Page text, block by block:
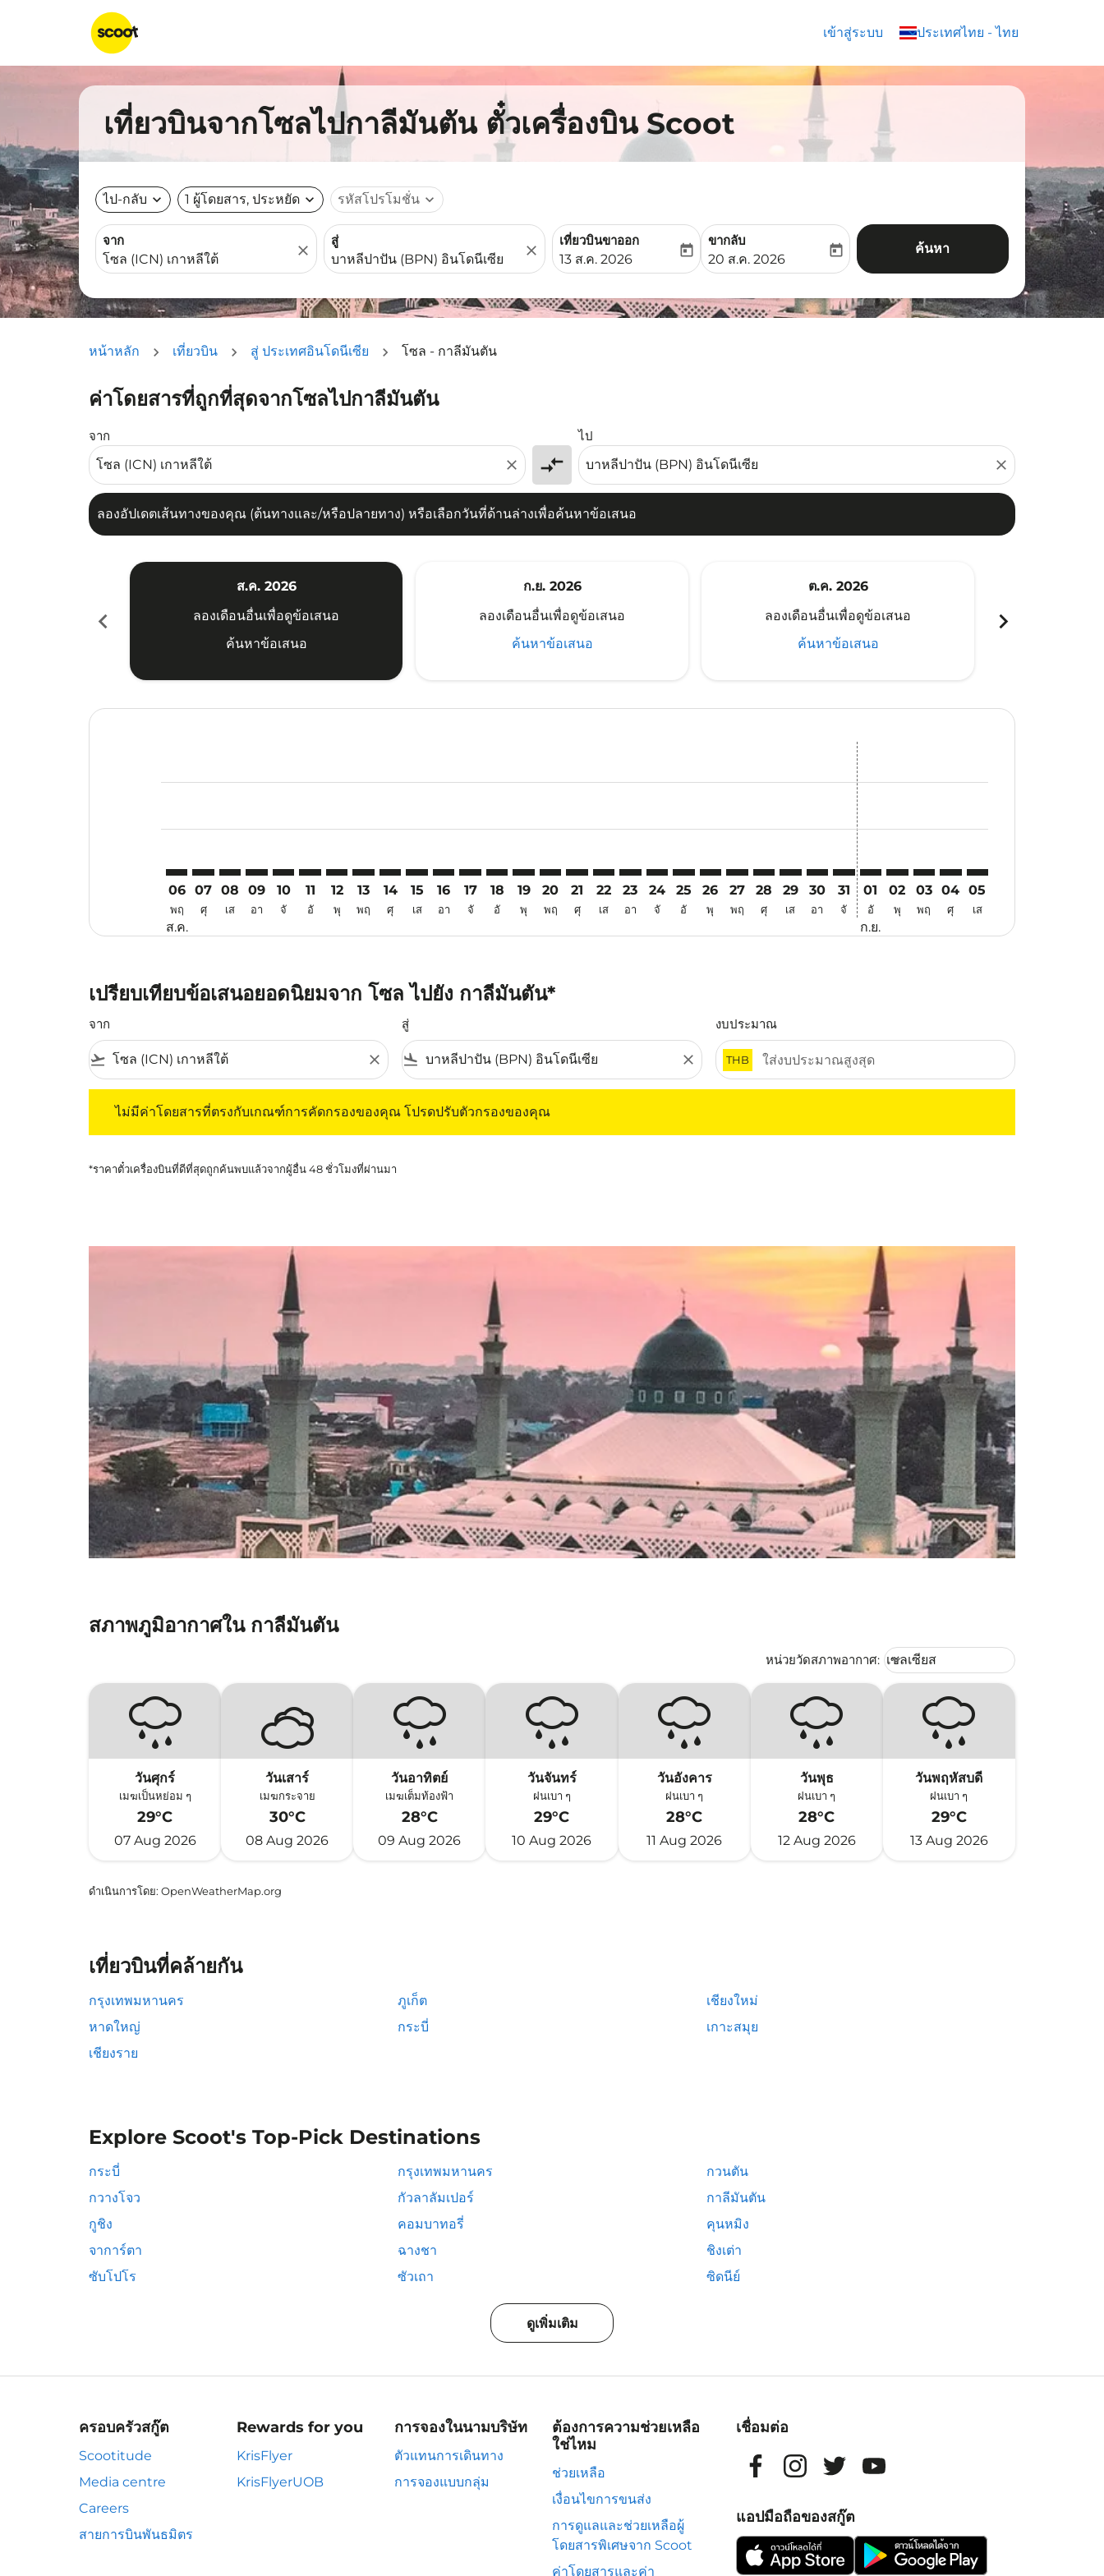
เข้าสู่ระบบ ประเทศไทย - ไทย
keyboard_arrow_down
เที่ยวบินจากโซลไปกาลีมันตัน ตั๋วเครื่องบิน Scoot
ไป-กลับ expand_more 1 ผู้โดยสาร, ประหยัด expand_more รหัสโปรโมชั่น expand_more
จาก
close
สู่
close
เที่ยวบินขาออก
fc-booking-departure-date-aria-label
13 ส.ค. 2026
today
ขากลับ
fc-booking-return-date-aria-label
20 ส.ค. 2026
today ค้นหา
หน้าหลัก เที่ยวบิน สู่ ประเทศอินโดนีเซีย โซล - กาลีมันตัน
ค่าโดยสารที่ถูกที่สุดจากโซลไปกาลีมันตัน
จาก
close compare_arrows
ไป
close
ลองอัปเดตเส้นทางของคุณ (ต้นทางและ/หรือปลายทาง) หรือเลือกวันที่ด้านล่างเพื่อค้นหาข้อเสนอ
ลองอัปเดตเส้นทางของคุณ (ต้นทางและ/หรือปลายทาง) หรือเลือกวันที่ด้านล่างเพื่อค้นหาข้อเสนอ
chevron_left
ส.ค. 2026
ลองเดือนอื่นเพื่อดูข้อเสนอ
ค้นหาข้อเสนอ
ก.ย. 2026
ลองเดือนอื่นเพื่อดูข้อเสนอ
ค้นหาข้อเสนอ
ต.ค. 2026
ลองเดือนอื่นเพื่อดูข้อเสนอ
ค้นหาข้อเสนอ
chevron_right
06
พฤ
ส.ค.
07
ศุ
08
เส
09
อา
10
จั
11
อั
12
พุ
13
พฤ
14
ศุ
15
เส
16
อา
17
จั
18
อั
19
พุ
20
พฤ
ICN–BPN: cmp-view-offers-disclaimer. ค้นหาข้อเสนอ
21
ศุ
ICN–BPN: cmp-view-offers-disclaimer. ค้นหาข้อเสนอ
22
เส
ICN–BPN: cmp-view-offers-disclaimer. ค้นหาข้อเสนอ
23
อา
ICN–BPN: cmp-view-offers-disclaimer. ค้นหาข้อเสนอ
24
จั
ICN–BPN: cmp-view-offers-disclaimer. ค้นหาข้อเสนอ
25
อั
ICN–BPN: cmp-view-offers-disclaimer. ค้นหาข้อเสนอ
26
พุ
ICN–BPN: cmp-view-offers-disclaimer. ค้นหาข้อเสนอ
27
พฤ
ICN–BPN: cmp-view-offers-disclaimer. ค้นหาข้อเสนอ
28
ศุ
ICN–BPN: cmp-view-offers-disclaimer. ค้นหาข้อเสนอ
29
เส
ICN–BPN: cmp-view-offers-disclaimer. ค้นหาข้อเ
30
อา
ICN–BPN: cmp-view-offers-disclaimer. ค้นห
31
จั
01
อั
ก.ย.
02
พุ
03
พฤ
04
ศุ
05
เส
เปรียบเทียบข้อเสนอยอดนิยมจาก โซล ไปยัง กาลีมันตัน*
จาก
flight_takeoff close
สู่
flight_land close
งบประมาณ
THB
ไม่มีค่าโดยสารที่ตรงกับเกณฑ์การคัดกรองของคุณ โปรดปรับตัวกรองของคุณ
*ราคาตั๋วเครื่องบินที่ดีที่สุดถูกค้นพบแล้วจากผู้อื่น 48 ชั่วโมงที่ผ่านมา
สภาพภูมิอากาศใน กาลีมันตัน
หน่วยวัดสภาพอากาศ: Weather unit option เซลเซียส
เซลเซียส
keyboard_arrow_down
วันศุกร์
เมฆเป็นหย่อม ๆ
29°C
07 Aug 2026
วันเสาร์
เมฆกระจาย
30°C
08 Aug 2026
วันอาทิตย์
เมฆเต็มท้องฟ้า
28°C
09 Aug 2026
วันจันทร์
ฝนเบา ๆ
29°C
10 Aug 2026
วันอังคาร
ฝนเบา ๆ
28°C
11 Aug 2026
วันพุธ
ฝนเบา ๆ
28°C
12 Aug 2026
วันพฤหัสบดี
ฝนเบา ๆ
29°C
13 Aug 2026
ดำเนินการโดย: OpenWeatherMap.org
เที่ยวบินที่คล้ายกัน
กรุงเทพมหานคร ภูเก็ต
เชียงใหม่
หาดใหญ่
กระบี่
เกาะสมุย
เชียงราย
Explore Scoot's Top-Pick Destinations
กระบี่ กรุงเทพมหานคร
กวนตัน
กวางโจว
กัวลาลัมเปอร์
กาลีมันตัน
กูชิง
คอมบาทอรี่
คุนหมิง
จาการ์ตา
ฉางชา
ชิงเต่า
ซับโปโร
ซัวเถา ซิดนีย์
ดูเพิ่มเติม
ครอบครัวสกู๊ต
Scootitude
Media centre
Careers
สายการบินพันธมิตร
Rewards for you
KrisFlyer
KrisFlyerUOB
การจองในนามบริษัท
ตัวแทนการเดินทาง
การจองแบบกลุ่ม
ต้องการความช่วยเหลือ
ใช่ไหม
ช่วยเหลือ
เงื่อนไขการขนส่ง
การดูแลและช่วยเหลือผู้
โดยสารพิเศษจาก Scoot
ค่าโดยสารและค่า
เชื่อมต่อ
แอปมือถือของสกู๊ต